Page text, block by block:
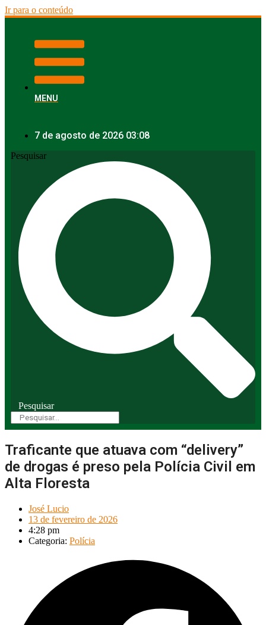
Ir para o conteúdo
MENU
7 de agosto de 2026 03:08
Pesquisar
Pesquisar
Traficante que atuava com “delivery”
de drogas é preso pela Polícia Civil em
Alta Floresta
José Lucio
13 de fevereiro de 2026
4:28 pm
Categoria: Polícia